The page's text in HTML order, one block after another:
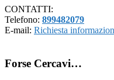
CONTATTI:
Telefono: 899482079
E-mail: Richiesta
Forse Cercavi…